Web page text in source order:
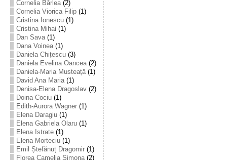
Cornelia Bârlea(2)
Cornelia Viorica Filip(1)
Cristina Ionescu(1)
Cristina Mihai (1)
Dan Sava(1)
Dana Voinea(1)
Daniela Chițescu(3)
Daniela Evelina Oancea(2)
Daniela-Maria Musteață(1)
David Ana Maria(1)
Denisa-Elena Dragoslav(2)
Doina Cociu(1)
Edith-Aurora Wagner(1)
Elena Daragiu(1)
Elena Gabriela Olaru(1)
Elena Istrate(1)
Elena Morteciu(1)
Emil Ștefănuț Dragomir(1)
Florea Camelia Simona(2)